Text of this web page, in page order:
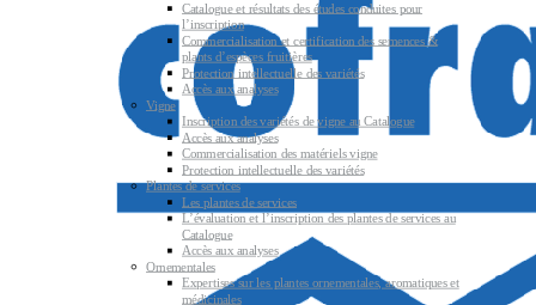
Catalogue et résultats des études conduites pour
l’inscription
Commercialisation et certification des semences &
plants d’espèces fruitières
Protection intellectuelle des variétés
Accès aux analyses
Vigne
Inscription des variétés de vigne au Catalogue
Accès aux analyses
Commercialisation des matériels vigne
Protection intellectuelle des variétés
Plantes de services
Les plantes de services
L’évaluation et l’inscription des plantes de services au
Catalogue
Accès aux analyses
Ornementales
Expertises sur les plantes ornementales, aromatiques et
médicinales